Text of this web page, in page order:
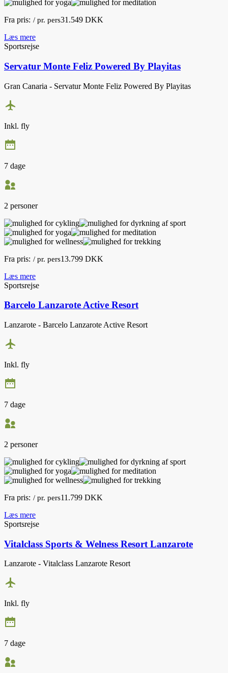
Fra pris: / pr. pers31.549 DKK
Læs mere
Sportsrejse
Servatur Monte Feliz Powered By Playitas
Gran Canaria - Servatur Monte Feliz Powered By Playitas
Inkl. fly
7 dage
2 personer
Fra pris: / pr. pers13.799 DKK
Læs mere
Sportsrejse
Barcelo Lanzarote Active Resort
Lanzarote - Barcelo Lanzarote Active Resort
Inkl. fly
7 dage
2 personer
Fra pris: / pr. pers11.799 DKK
Læs mere
Sportsrejse
Vitalclass Sports & Welness Resort Lanzarote
Lanzarote - Vitalclass Lanzarote Resort
Inkl. fly
7 dage